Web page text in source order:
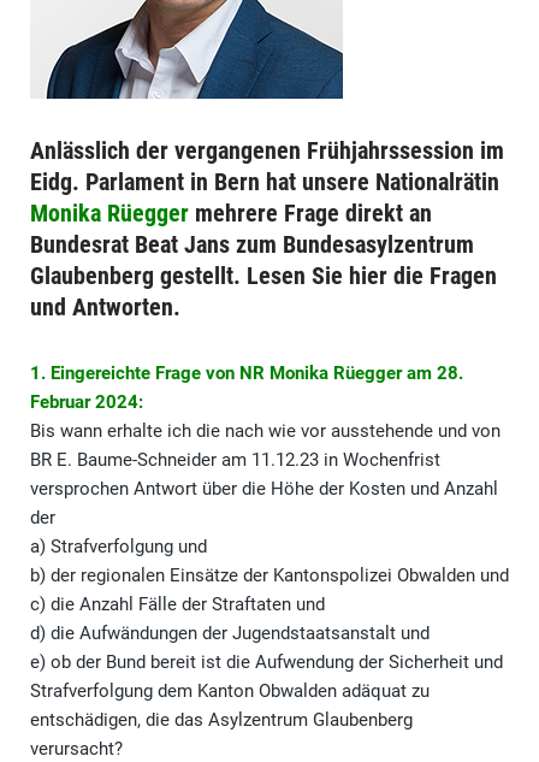
Anlässlich der vergangenen Frühjahrssession im
Eidg. Parlament in Bern hat unsere Nationalrätin
Monika Rüegger mehrere Frage direkt an
Bundesrat Beat Jans zum Bundesasylzentrum
Glaubenberg gestellt. Lesen Sie hier die Fragen
und Antworten.
1. Eingereichte Frage von NR Monika Rüegger am 28.
Februar 2024:
Bis wann erhalte ich die nach wie vor ausstehende und von
BR E. Baume-Schneider am 11.12.23 in Wochenfrist
versprochen Antwort über die Höhe der Kosten und Anzahl
der
a) Strafverfolgung und
b) der regionalen Einsätze der Kantonspolizei Obwalden und
c) die Anzahl Fälle der Straftaten und
d) die Aufwändungen der Jugendstaatsanstalt und
e) ob der Bund bereit ist die Aufwendung der Sicherheit und
Strafverfolgung dem Kanton Obwalden adäquat zu
entschädigen, die das Asylzentrum Glaubenberg
verursacht?